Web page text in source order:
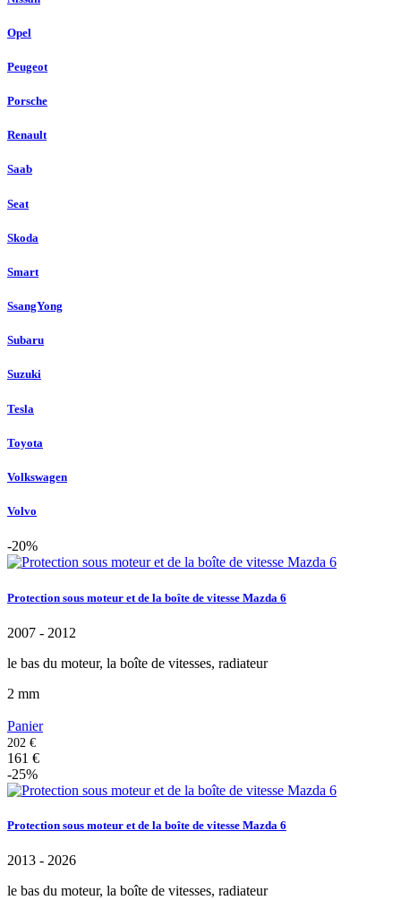
Opel
Peugeot
Porsche
Renault
Saab
Seat
Skoda
Smart
SsangYong
Subaru
Suzuki
Tesla
Toyota
Volkswagen
Volvo
-20%
Protection sous moteur et de la boîte de vitesse Mazda 6
2007 - 2012
le bas du moteur, la boîte de vitesses, radiateur
2 mm
Panier
202 €
161 €
-25%
Protection sous moteur et de la boîte de vitesse Mazda 6
2013 - 2026
le bas du moteur, la boîte de vitesses, radiateur